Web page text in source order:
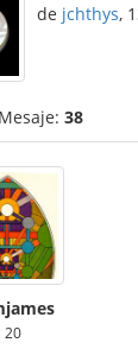
de jchthys,
38
20